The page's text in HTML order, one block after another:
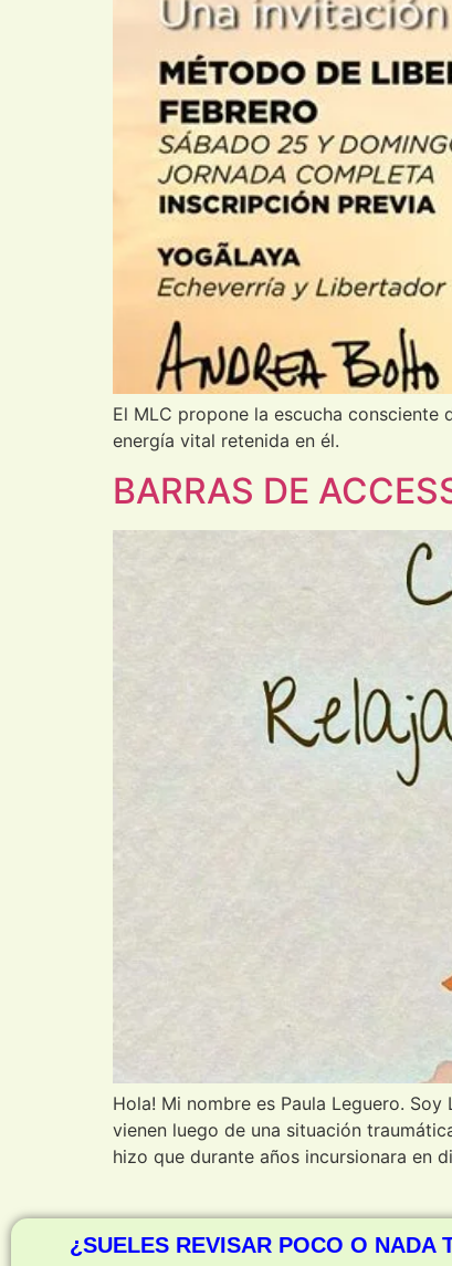
El MLC propone la escucha
energía vital retenida en él.
BARRAS DE
Hola! Mi nombre es Paula Leguero.
vienen luego de una situación
hizo que durante años incursionara en
¿SUELES REVISAR POCO O NADA